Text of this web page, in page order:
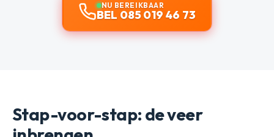
NU BEREIKBAAR
BEL 085 019 46 73
Stap-voor-stap: de veer